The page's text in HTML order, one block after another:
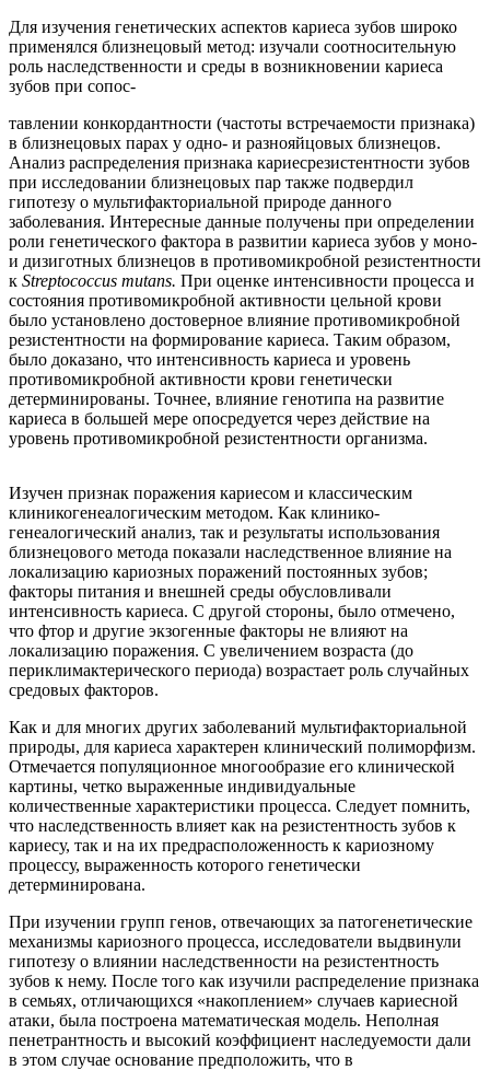
Для изучения генетических аспектов кариеса зубов широко
применялся близнецовый метод: изучали соотносительную
роль наследственности и среды в возникновении кариеса
зубов при сопос-
тавлении конкордантности (частоты встречаемости признака)
в близнецовых парах у одно- и разнояйцовых близнецов.
Анализ распределения признака кариесрезистентности зубов
при исследовании близнецовых пар также подвердил
гипотезу о мультифакториальной природе данного
заболевания. Интересные данные получены при определении
роли генетического фактора в развитии кариеса зубов у моно-
и дизиготных близнецов в противомикробной резистентности
к Streptococcus mutans. При оценке интенсивности процесса и
состояния противомикробной активности цельной крови
было установлено достоверное влияние противомикробной
резистентности на формирование кариеса. Таким образом,
было доказано, что интенсивность кариеса и уровень
противомикробной активности крови генетически
детерминированы. Точнее, влияние генотипа на развитие
кариеса в большей мере опосредуется через действие на
уровень противомикробной резистентности организма.
Изучен признак поражения кариесом и классическим
клиникогенеалогическим методом. Как клинико-
генеалогический анализ, так и результаты использования
близнецового метода показали наследственное влияние на
локализацию кариозных поражений постоянных зубов;
факторы питания и внешней среды обусловливали
интенсивность кариеса. С другой стороны, было отмечено,
что фтор и другие экзогенные факторы не влияют на
локализацию поражения. С увеличением возраста (до
периклимактерического периода) возрастает роль случайных
средовых факторов.
Как и для многих других заболеваний мультифакториальной
природы, для кариеса характерен клинический полиморфизм.
Отмечается популяционное многообразие его клинической
картины, четко выраженные индивидуальные
количественные характеристики процесса. Следует помнить,
что наследственность влияет как на резистентность зубов к
кариесу, так и на их предрасположенность к кариозному
процессу, выраженность которого генетически
детерминирована.
При изучении групп генов, отвечающих за патогенетические
механизмы кариозного процесса, исследователи выдвинули
гипотезу о влиянии наследственности на резистентность
зубов к нему. После того как изучили распределение признака
в семьях, отличающихся «накоплением» случаев кариесной
атаки, была построена математическая модель. Неполная
пенетрантность и высокий коэффициент наследуемости дали
в этом случае основание предположить, что в